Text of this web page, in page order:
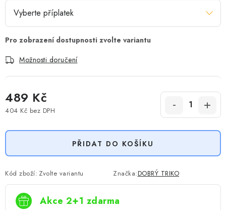
Možnosti doručení
489 Kč
404 Kč bez DPH
PŘIDAT DO KOŠÍKU
Kód zboží: Zvolte variantu Značka:DOBRÝ TRIKO
Akce 2+1 zdarma